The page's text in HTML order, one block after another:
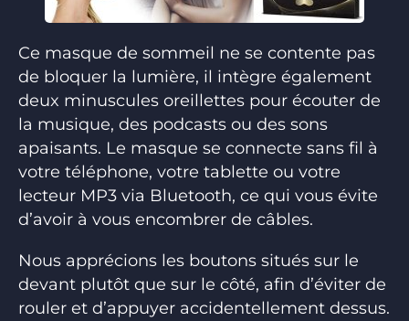
Ce masque de sommeil ne se contente pas
de bloquer la lumière, il intègre également
deux minuscules oreillettes pour écouter de
la musique, des podcasts ou des sons
apaisants. Le masque se connecte sans fil à
votre téléphone, votre tablette ou votre
lecteur MP3 via Bluetooth, ce qui vous évite
d’avoir à vous encombrer de câbles.
Nous apprécions les boutons situés sur le
devant plutôt que sur le côté, afin d’éviter de
rouler et d’appuyer accidentellement dessus.